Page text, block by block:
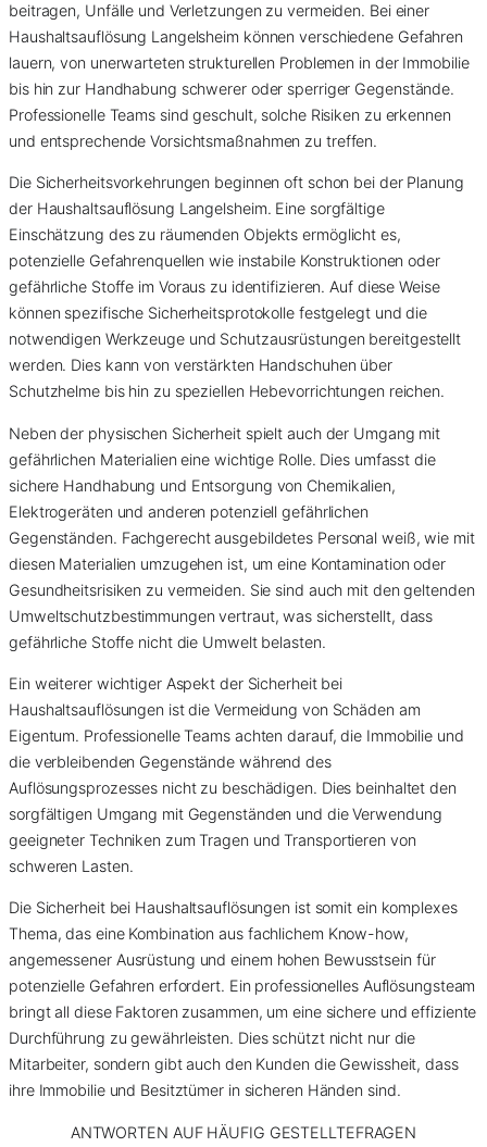
beitragen, Unfälle und Verletzungen zu vermeiden. Bei einer
Haushaltsauflösung Langelsheim können verschiedene Gefahren
lauern, von unerwarteten strukturellen Problemen in der Immobilie
bis hin zur Handhabung schwerer oder sperriger Gegenstände.
Professionelle Teams sind geschult, solche Risiken zu erkennen
und entsprechende Vorsichtsmaßnahmen zu treffen.
Die Sicherheitsvorkehrungen beginnen oft schon bei der Planung
der Haushaltsauflösung Langelsheim. Eine sorgfältige
Einschätzung des zu räumenden Objekts ermöglicht es,
potenzielle Gefahrenquellen wie instabile Konstruktionen oder
gefährliche Stoffe im Voraus zu identifizieren. Auf diese Weise
können spezifische Sicherheitsprotokolle festgelegt und die
notwendigen Werkzeuge und Schutzausrüstungen bereitgestellt
werden. Dies kann von verstärkten Handschuhen über
Schutzhelme bis hin zu speziellen Hebevorrichtungen reichen.
Neben der physischen Sicherheit spielt auch der Umgang mit
gefährlichen Materialien eine wichtige Rolle. Dies umfasst die
sichere Handhabung und Entsorgung von Chemikalien,
Elektrogeräten und anderen potenziell gefährlichen
Gegenständen. Fachgerecht ausgebildetes Personal weiß, wie mit
diesen Materialien umzugehen ist, um eine Kontamination oder
Gesundheitsrisiken zu vermeiden. Sie sind auch mit den geltenden
Umweltschutzbestimmungen vertraut, was sicherstellt, dass
gefährliche Stoffe nicht die Umwelt belasten.
Ein weiterer wichtiger Aspekt der Sicherheit bei
Haushaltsauflösungen ist die Vermeidung von Schäden am
Eigentum. Professionelle Teams achten darauf, die Immobilie und
die verbleibenden Gegenstände während des
Auflösungsprozesses nicht zu beschädigen. Dies beinhaltet den
sorgfältigen Umgang mit Gegenständen und die Verwendung
geeigneter Techniken zum Tragen und Transportieren von
schweren Lasten.
Die Sicherheit bei Haushaltsauflösungen ist somit ein komplexes
Thema, das eine Kombination aus fachlichem Know-how,
angemessener Ausrüstung und einem hohen Bewusstsein für
potenzielle Gefahren erfordert. Ein professionelles Auflösungsteam
bringt all diese Faktoren zusammen, um eine sichere und effiziente
Durchführung zu gewährleisten. Dies schützt nicht nur die
Mitarbeiter, sondern gibt auch den Kunden die Gewissheit, dass
ihre Immobilie und Besitztümer in sicheren Händen sind.
ANTWORTEN AUF HÄUFIG GESTELLTEFRAGEN